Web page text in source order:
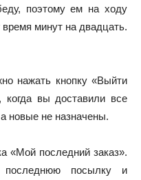
поэтому ем на ходу
минут на двадцать.
нажать кнопку «Выйти
когда вы доставили все
новые не назначены.
«Мой последний заказ».
последнюю посылку и